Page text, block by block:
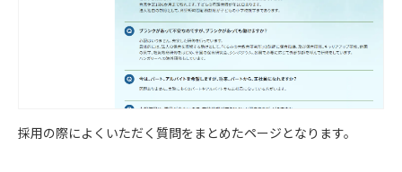
採用の際によくいただく質問をまとめたページとなります。